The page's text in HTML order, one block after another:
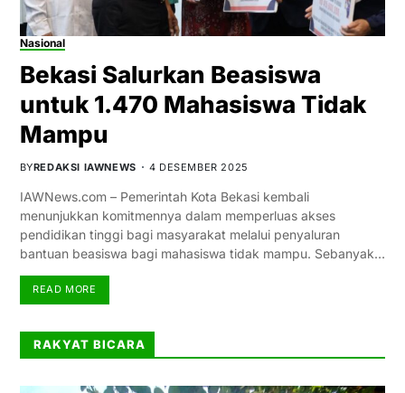
Nasional
Bekasi Salurkan Beasiswa
untuk 1.470 Mahasiswa Tidak
Mampu
BYREDAKSI IAWNEWS 4 DESEMBER 2025
IAWNews.com – Pemerintah Kota Bekasi kembali
menunjukkan komitmennya dalam memperluas akses
pendidikan tinggi bagi masyarakat melalui penyaluran
bantuan beasiswa bagi mahasiswa tidak mampu. Sebanyak…
READ MORE
RAKYAT BICARA